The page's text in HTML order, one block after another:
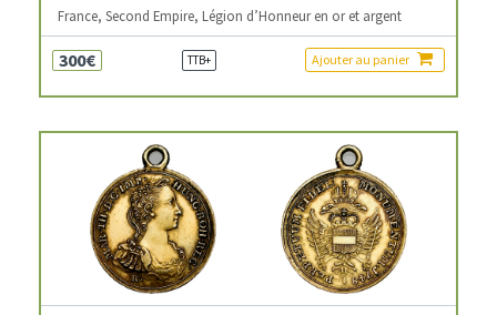
France, Second Empire, Légion d’Honneur en or et argent
300€ TTB+ Ajouter au panier